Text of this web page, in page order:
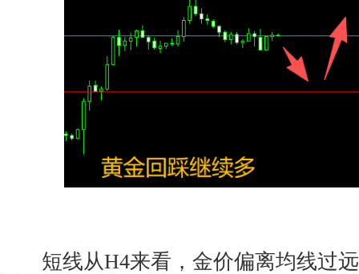
短线从H4来看，金价偏离均线过远